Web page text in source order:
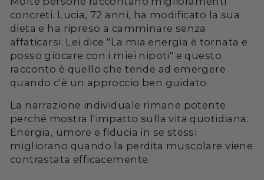
concreti. Lucia, 72 anni, ha modificato la sua
dieta e ha ripreso a camminare senza
affaticarsi. Lei dice "La mia energia è tornata e
posso giocare con i miei nipoti" e questo
racconto è quello che tende ad emergere
quando c'è un approccio ben guidato.
La narrazione individuale rimane potente
perché mostra l'impatto sulla vita quotidiana.
Energia, umore e fiducia in se stessi
migliorano quando la perdita muscolare viene
contrastata efficacemente.